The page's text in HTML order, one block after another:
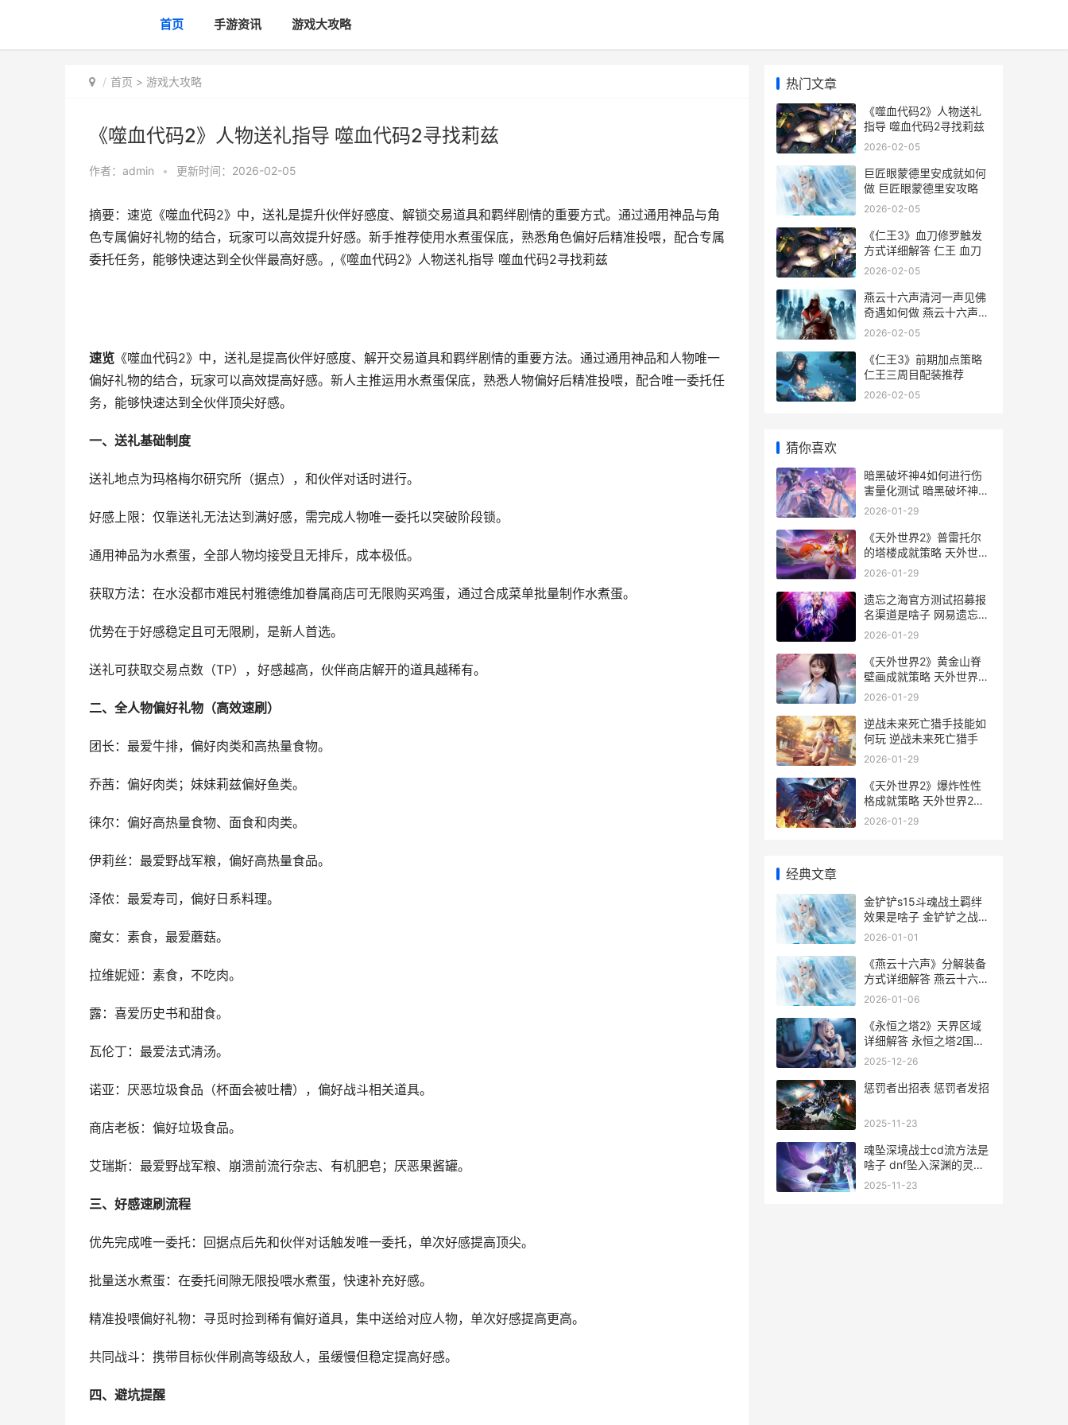
首页 手游资讯 游戏大攻略
首页 > 游戏大攻略
《噬血代码2》人物送礼指导 噬血代码2寻找莉兹
作者： admin • 更新时间：2026-02-05
摘要：速览《噬血代码2》中，送礼是提升伙伴好感度、解锁交易道具和羁绊剧情的重要方式。通过通用神品与角
色专属偏好礼物的结合，玩家可以高效提升好感。新手推荐使用水煮蛋保底，熟悉角色偏好后精准投喂，配合专属
委托任务，能够快速达到全伙伴最高好感。,《噬血代码2》人物送礼指导 噬血代码2寻找莉兹
速览 《噬血代码2》中，送礼是提高伙伴好感度、解开交易道具和羁绊剧情的重要方法。通过通用神品和人物唯一
偏好礼物的结合，玩家可以高效提高好感。新人主推运用水煮蛋保底，熟悉人物偏好后精准投喂，配合唯一委托任
务，能够快速达到全伙伴顶尖好感。
一、送礼基础制度
送礼地点为玛格梅尔研究所（据点），和伙伴对话时进行。
好感上限：仅靠送礼无法达到满好感，需完成人物唯一委托以突破阶段锁。
通用神品为水煮蛋，全部人物均接受且无排斥，成本极低。
获取方法：在水没都市难民村雅德维加眷属商店可无限购买鸡蛋，通过合成菜单批量制作水煮蛋。
优势在于好感稳定且可无限刷，是新人首选。
送礼可获取交易点数（TP），好感越高，伙伴商店解开的道具越稀有。
二、全人物偏好礼物（高效速刷）
团长：最爱牛排，偏好肉类和高热量食物。
乔茜：偏好肉类；妹妹莉兹偏好鱼类。
徕尔：偏好高热量食物、面食和肉类。
伊莉丝：最爱野战军粮，偏好高热量食品。
泽侬：最爱寿司，偏好日系料理。
魔女：素食，最爱蘑菇。
拉维妮娅：素食，不吃肉。
露：喜爱历史书和甜食。
瓦伦丁：最爱法式清汤。
诺亚：厌恶垃圾食品（杯面会被吐槽），偏好战斗相关道具。
商店老板：偏好垃圾食品。
艾瑞斯：最爱野战军粮、崩溃前流行杂志、有机肥皂；厌恶果酱罐。
三、好感速刷流程
优先完成唯一委托：回据点后先和伙伴对话触发唯一委托，单次好感提高顶尖。
批量送水煮蛋：在委托间隙无限投喂水煮蛋，快速补充好感。
精准投喂偏好礼物：寻觅时捡到稀有偏好道具，集中送给对应人物，单次好感提高更高。
共同战斗：携带目标伙伴刷高等级敌人，虽缓慢但稳定提高好感。
四、避坑提醒
热门文章
《噬血代码2》人物送礼
指导 噬血代码2寻找莉兹
2026-02-05
巨匠眼蒙德里安成就如何
做 巨匠眼蒙德里安攻略
2026-02-05
《仁王3》血刀修罗触发
方式详细解答 仁王 血刀
2026-02-05
燕云十六声清河一声见佛
奇遇如何做 燕云十六声清
河探索
2026-02-05
《仁王3》前期加点策略
仁王三周目配装推荐
2026-02-05
猜你喜欢
暗黑破坏神4如何进行伤
害量化测试 暗黑破坏神4
如何升级药水
2026-01-29
《天外世界2》普雷托尔
的塔楼成就策略 天外世界
2转盘密码
2026-01-29
遗忘之海官方测试招募报
名渠道是啥子 网易遗忘之
海
2026-01-29
《天外世界2》黄金山脊
壁画成就策略 天外世界2
秘馆阁控制权交给谁好一
2026-01-29
逆战未来死亡猎手技能如
何玩 逆战未来死亡猎手
2026-01-29
《天外世界2》爆炸性性
格成就策略 天外世界2终
焉者之末任务
2026-01-29
经典文章
金铲铲s15斗魂战土羁绊
效果是啥子 金铲铲之战阵
容斗士
2026-01-01
《燕云十六声》分解装备
方式详细解答 燕云十六声
官服下载
2026-01-06
《永恒之塔2》天界区域
详细解答 永恒之塔2国服
上线时间
2025-12-26
惩罚者出招表 惩罚者发招
2025-11-23
魂坠深境战士cd流方法是
啥子 dnf坠入深渊的灵魂
属性
2025-11-23